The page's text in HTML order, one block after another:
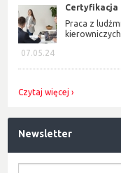
07.05.24
Certyfikacja
Praca z
Czytaj więcej
Newsletter